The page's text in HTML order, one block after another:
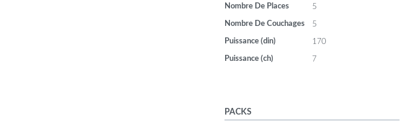
Nombre De Places 5
Nombre De Couchages 5
Puissance (din) 170
Puissance (ch) 7
PACKS